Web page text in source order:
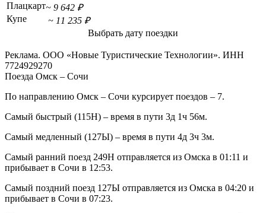
Плацкарт~ 9 642 ₽
Купе
~ 11 235 ₽
Выбрать дату поездки
Реклама. ООО «Новые Туристические Технологии». ИНН
7724929270
Поезда Омск – Сочи
По направлению Омск – Сочи курсирует поездов – 7.
Самый быстрый (115Н) – время в пути 3д 1ч 56м.
Самый медленный (127Ы) – время в пути 4д 3ч 3м.
Самый ранний поезд 249Н отправляется из Омска в 01:11 и
прибывает в Сочи в 12:53.
Самый поздний поезд 127Ы отправляется из Омска в 04:20 и
прибывает в Сочи в 07:23.